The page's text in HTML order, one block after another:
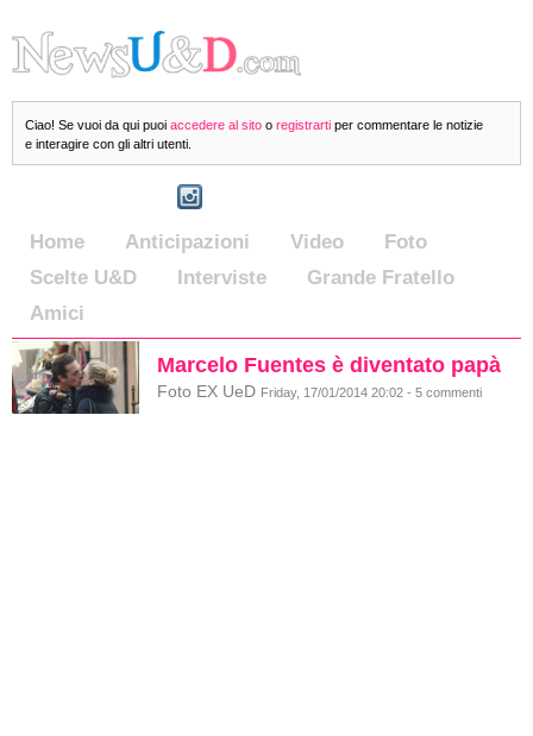
Ciao! Se vuoi da qui puoi accedere al sito o registrarti per commentare le notizie
e interagire con gli altri utenti.
Home Anticipazioni Video
Foto
Scelte U&D
Interviste
Grande Fratello
Amici
Marcelo Fuentes è diventato papà
Foto EX UeD Friday, 17/01/2014 20:02 - 5 commenti